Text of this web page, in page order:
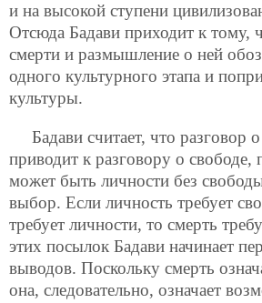
и на высокой ступени
Отсюда Бадави приходит к тому,
смерти и размышление о ней
одного культурного этапа и
культуры.
Бадави считает, что разговор
приводит к разговору о свободе,
может быть личности без
выбор. Если личность требует
требует личности, то смерть
этих посылок Бадави начинает
выводов. Поскольку смерть
она, следовательно, означает